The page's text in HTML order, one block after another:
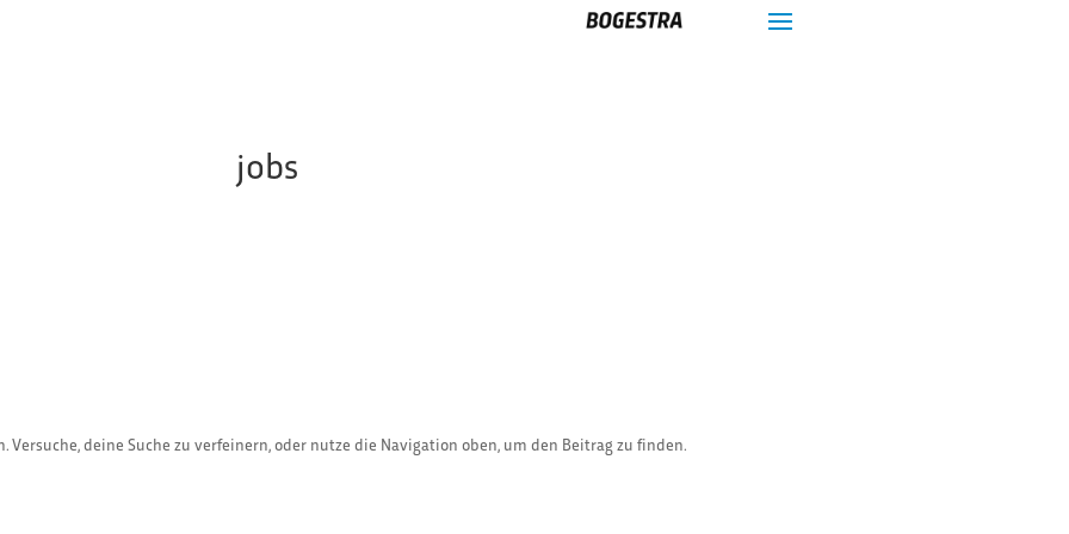
jobs
deine Suche zu verfeinern, oder nutze die Navigation oben, um den Beitrag zu finden.